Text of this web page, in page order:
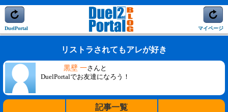
DuelPortal マイページ
リストラされてもアレが好き
黒壁 一さんと
DuelPortalでお友達になろう！
記事一覧